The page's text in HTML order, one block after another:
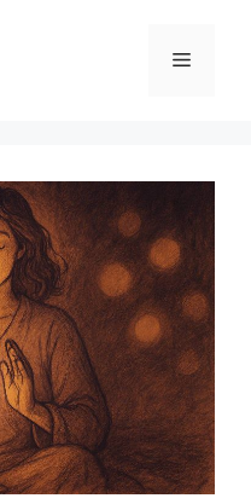
Menu